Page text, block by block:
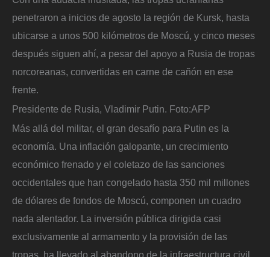
penetraron a inicios de agosto la región de Kursk, hasta
ubicarse a unos 500 kilómetros de Moscú, y cinco meses
después siguen ahí, a pesar del apoyo a Rusia de tropas
norcoreanas, convertidas en carne de cañón en ese
frente.
Presidente de Rusia, Vladimir Putin. Foto:AFP
Más allá del militar, el gran desafío para Putin es la
economía. Una inflación galopante, un crecimiento
económico frenado y el coletazo de las sanciones
occidentales que han congelado hasta 350 mil millones
de dólares de fondos de Moscú, componen un cuadro
nada alentador. La inversión pública dirigida casi
exclusivamente al armamento y la provisión de las
tropas, ha llevado al abandono de la infraestructura civil,